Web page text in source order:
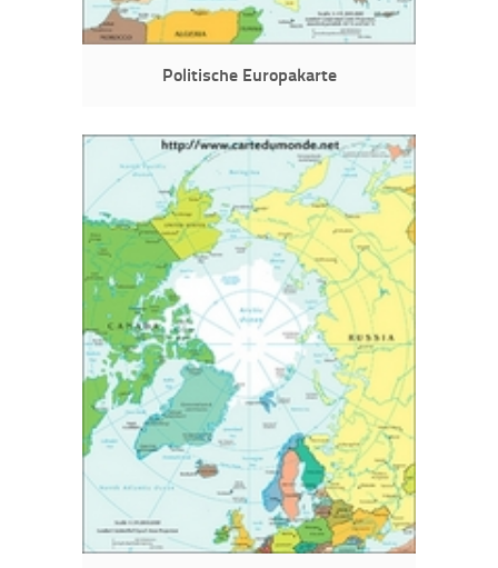
Politische Europakarte